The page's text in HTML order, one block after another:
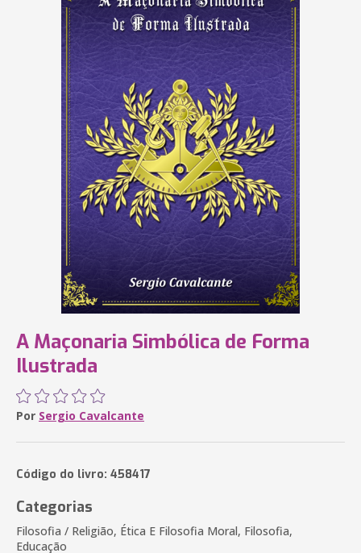
A Maçonaria Simbólica de Forma
Ilustrada
Por Sergio Cavalcante
Código do livro: 458417
Categorias
Filosofia / Religião, Ética E Filosofia Moral, Filosofia,
Educação